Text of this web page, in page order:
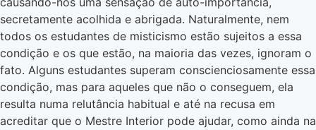
secretamente acolhida e abrigada. Naturalmente, nem
todos os estudantes de misticismo estão sujeitos a essa
condição e os que estão, na maioria das vezes, ignoram o
fato. Alguns estudantes superam conscienciosamente essa
condição, mas para aqueles que não o conseguem, ela
resulta numa relutância habitual e até na recusa em
acreditar que o Mestre Interior pode ajudar, como ainda na